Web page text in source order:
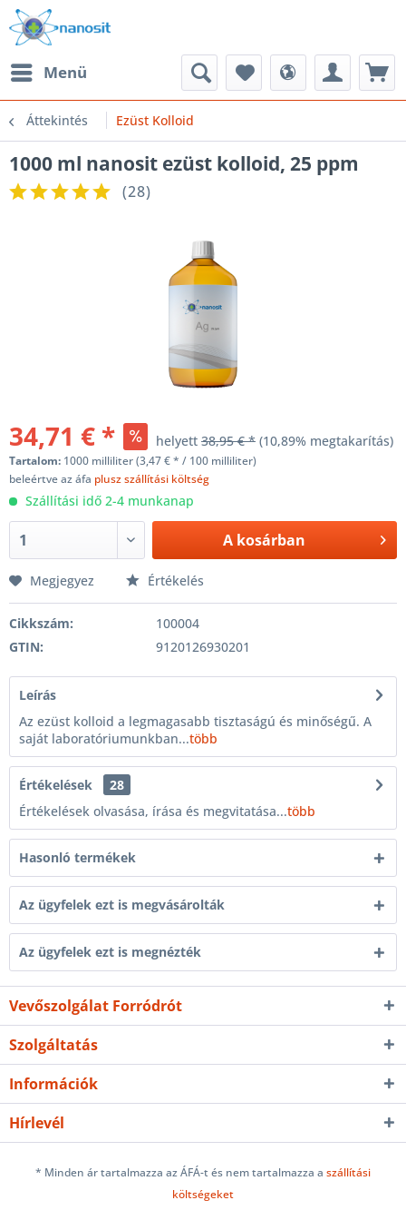
Menü
Áttekintés Ezüst Kolloid
1000 ml nanosit ezüst kolloid, 25 ppm
(28)
34,71 € * helyett 38,95 € * (10,89% megtakarítás)
Tartalom: 1000 milliliter (3,47 € * / 100 milliliter)
beleértve az áfa plusz szállítási költség
Szállítási idő 2-4 munkanap
A kosárban
Megjegyez Értékelés
Cikkszám:
100004
GTIN:
9120126930201
Leírás
Az ezüst kolloid a legmagasabb tisztaságú és minőségű. A
saját laboratóriumunkban...több
Értékelések
28
Értékelések olvasása, írása és megvitatása...több
Hasonló termékek
Az ügyfelek ezt is megvásárolták
Az ügyfelek ezt is megnézték
Vevőszolgálat Forródrót
Szolgáltatás
Információk
Hírlevél
* Minden ár tartalmazza az ÁFÁ-t és nem tartalmazza a szállítási
költségeket